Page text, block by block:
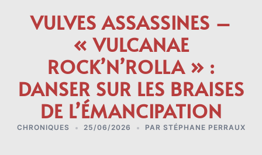
VULVES ASSASSINES –
« VULCANAE
ROCK’N’ROLLA » :
DANSER SUR LES BRAISES
DE L’ÉMANCIPATION
CHRONIQUES 25/06/2026 PAR STÉPHANE PERRAUX